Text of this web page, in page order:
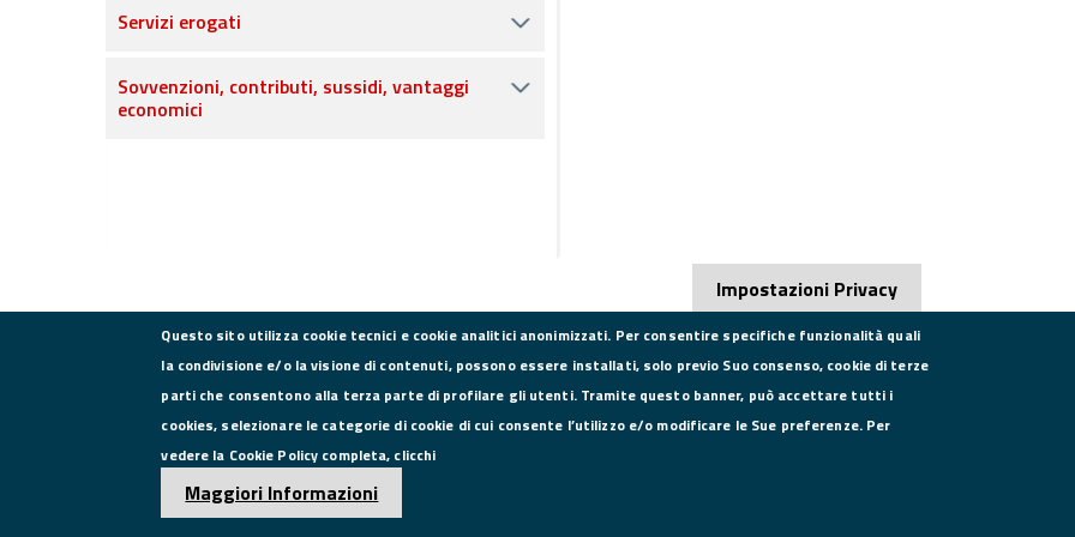
Servizi erogati
Sovvenzioni, contributi, sussidi, vantaggi
economici
CONTATTI
Via Roma, 75, 81100 Caserta
Tel. 0823249111
DATI PER LA FATTURAZIONE
Impostazioni Privacy
Questo sito utilizza cookie tecnici e cookie analitici anonimizzati. Per consentire specifiche funzionalità quali
la condivisione e/o la visione di contenuti, possono essere installati, solo previo Suo consenso, cookie di terze
parti che consentono alla terza parte di profilare gli utenti. Tramite questo banner, può accettare tutti i
cookies, selezionare le categorie di cookie di cui consente l’utilizzo e/o modificare le Sue preferenze. Per
vedere la Cookie Policy completa, clicchi
Maggiori Informazioni